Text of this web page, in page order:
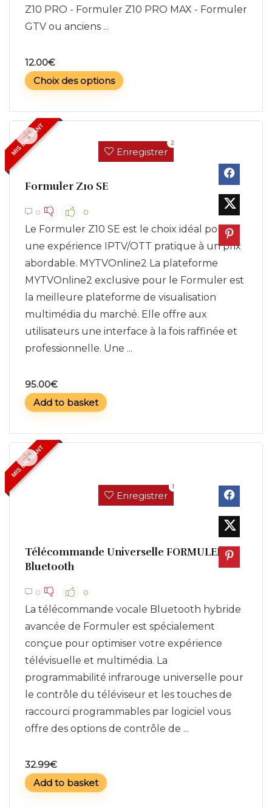
Z10 PRO - Formuler Z10 PRO MAX - Formuler
GTV ou anciens ...
12.00€
Choix des options
MIS EN AVANT Enregistrer
2
Formuler Z10 SE
0 0
Le Formuler Z10 SE est le choix idéal pour
une expérience IPTV/OTT pratique à un prix
abordable. MYTVOnline2 La plateforme
MYTVOnline2 exclusive pour le Formuler est
la meilleure plateforme de visualisation
multimédia du marché. Elle offre aux
utilisateurs une interface à la fois raffinée et
professionnelle. Une ...
95.00€
Add to basket
MIS EN AVANT
Enregistrer
1
Télécommande Universelle FORMULER
Bluetooth
0 0
La télécommande vocale Bluetooth hybride
avancée de Formuler est spécialement
conçue pour optimiser votre expérience
télévisuelle et multimédia. La
programmabilité infrarouge universelle pour
le contrôle du téléviseur et les touches de
raccourci programmables par logiciel vous
offre des options de contrôle de ...
32.99€
Add to basket